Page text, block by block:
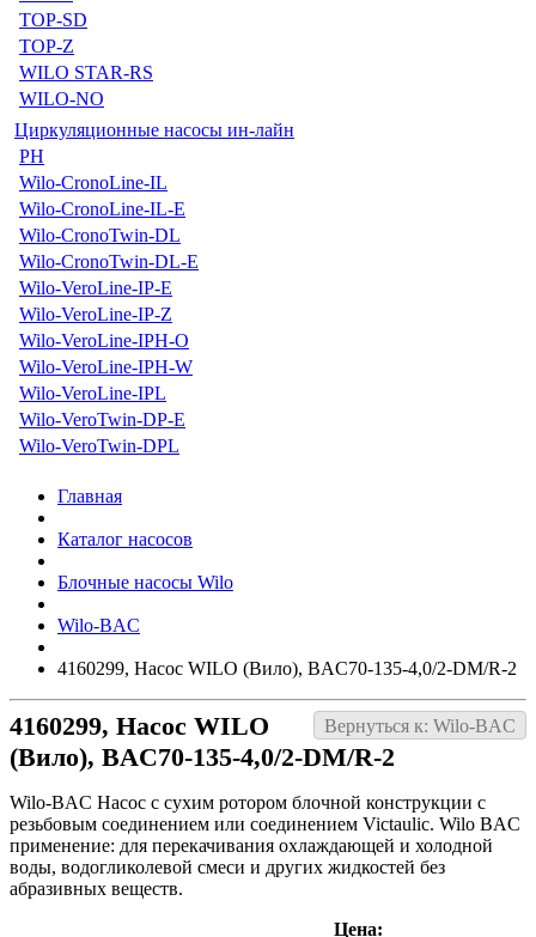
TOP-SD
TOP-Z
WILO STAR-RS
WILO-NO
Циркуляционные насосы ин-лайн
PH
Wilo-CronoLine-IL
Wilo-CronoLine-IL-E
Wilo-CronoTwin-DL
Wilo-CronoTwin-DL-E
Wilo-VeroLine-IP-E
Wilo-VeroLine-IP-Z
Wilo-VeroLine-IPH-O
Wilo-VeroLine-IPH-W
Wilo-VeroLine-IPL
Wilo-VeroTwin-DP-E
Wilo-VeroTwin-DPL
Главная
Каталог насосов
Блочные насосы Wilo
Wilo-BAC
4160299, Насос WILO (Вило), BAC70-135-4,0/2-DM/R-2
Вернуться к: Wilo-BAC
4160299, Насос WILO
(Вило), BAC70-135-4,0/2-DM/R-2
Wilo-BAC Насос с сухим ротором блочной конструкции с
резьбовым соединением или соединением Victaulic. Wilo BAC
применение: для перекачивания охлаждающей и холодной
воды, водогликолевой смеси и других жидкостей без
абразивных веществ.
Цена: